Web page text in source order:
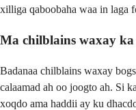
xilliga qaboobaha waa in laga
Ma chilblains waxay
Badanaa chilblains waxay
calaamad ah oo joogto ah. Si
xoqdo ama haddii ay ku